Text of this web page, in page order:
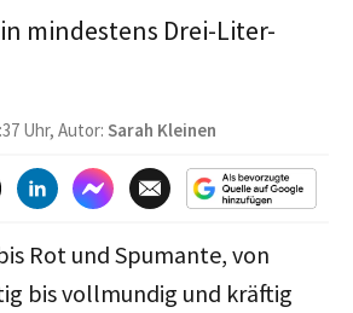
mindestens Drei-Liter-
Uhr, Autor: Sarah Kleinen
Rot und Spumante, von
bis vollmundig und kräftig